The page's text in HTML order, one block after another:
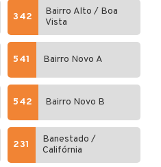
342
Bairro Alto / Boa
Vista
541 Bairro Novo A
542 Bairro Novo B
231
Banestado /
Califórnia